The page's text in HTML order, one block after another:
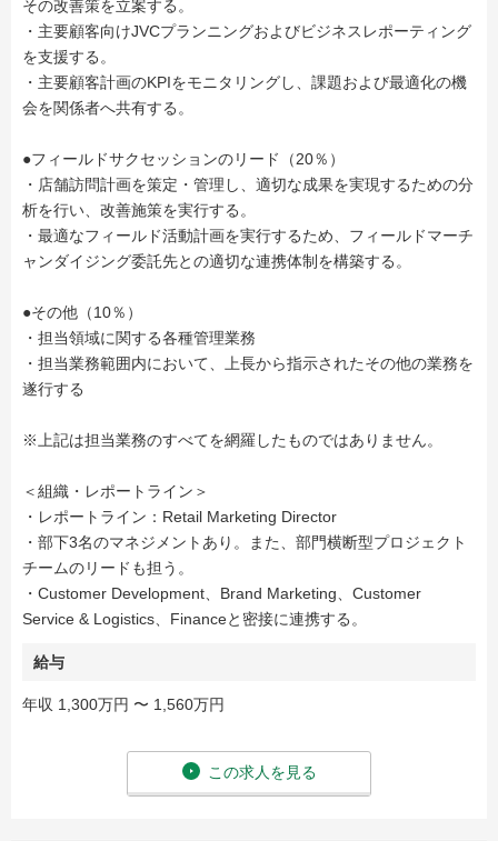
その改善策を立案する。
・主要顧客向けJVCプランニングおよびビジネスレポーティング
を支援する。
・主要顧客計画のKPIをモニタリングし、課題および最適化の機
会を関係者へ共有する。
●フィールドサクセッションのリード（20％）
・店舗訪問計画を策定・管理し、適切な成果を実現するための分
析を行い、改善施策を実行する。
・最適なフィールド活動計画を実行するため、フィールドマーチ
ャンダイジング委託先との適切な連携体制を構築する。
●その他（10％）
・担当領域に関する各種管理業務
・担当業務範囲内において、上長から指示されたその他の業務を
遂行する
※上記は担当業務のすべてを網羅したものではありません。
＜組織・レポートライン＞
・レポートライン：Retail Marketing Director
・部下3名のマネジメントあり。また、部門横断型プロジェクト
チームのリードも担う。
・Customer Development、Brand Marketing、Customer
Service & Logistics、Financeと密接に連携する。
給与
年収 1,300万円 〜 1,560万円
この求人を見る